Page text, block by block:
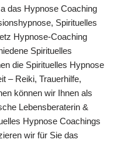
das Hypnose Coaching
Spirituelles
Hypnose-Coaching
Spirituelles
die Spirituelles Hypnose
– Reiki, Trauerhilfe,
können wir Ihnen als
Lebensberaterin &
Hypnose Coachings
wir für Sie das